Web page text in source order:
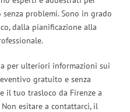
problemi. Sono in grado
dalla pianificazione alla
per ulteriori informazioni sui
gratuito e senza
il tuo trasloco da Firenze a
Non esitare a contattarci, il